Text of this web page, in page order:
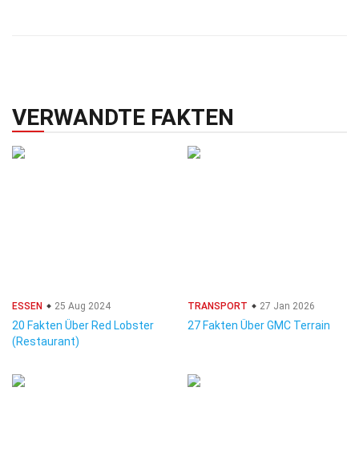
VERWANDTE FAKTEN
ESSEN 25 Aug 2024
20 Fakten Über Red Lobster
(Restaurant)
TRANSPORT 27 Jan 2026
27 Fakten Über GMC Terrain